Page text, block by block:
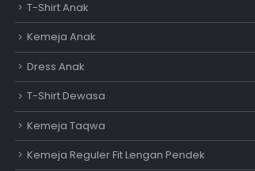
T-Shirt Anak
Kemeja Anak
Dress Anak
T-Shirt Dewasa
Kemeja Taqwa
Kemeja Reguler Fit Lengan Pendek